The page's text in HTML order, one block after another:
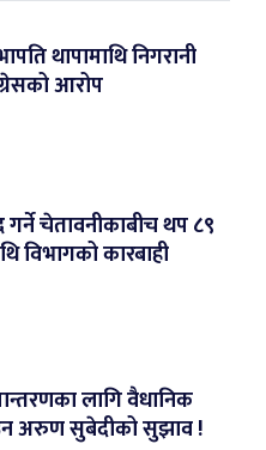
थापामाथि निगरानी
आरोप
गर्ने चेतावनीकाबीच थप ८९
विभागको कारबाही
लागि वैधानिक
अरुण सुबेदीको सुझाव !